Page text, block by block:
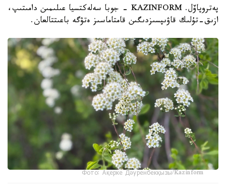
پەتروپاۆل. KAZINFORM - جوبا سەلەكتسيا عىلىمىن دامىتىپ،
ازىق-تۇلىك قاۋىپسىزدىگىن قامتاماسىز ەتۋگە باعىتتالعان.
Фото: Ақерке Дәуренбекқызы/Kazinform